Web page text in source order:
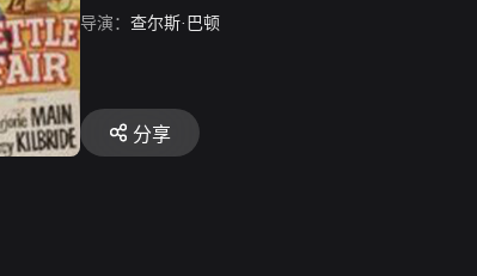
导演： 查尔斯·巴顿
分享